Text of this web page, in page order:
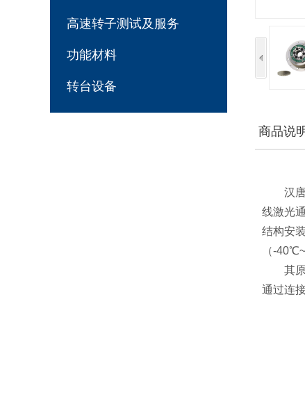
高速转子测试及服务
功能材料
转台设备
商品说
汉
线激光
结构安
（-
其
通过连